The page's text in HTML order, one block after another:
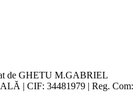
de GHETU M.GABRIEL
| CIF: 34481979 | Reg. Com: